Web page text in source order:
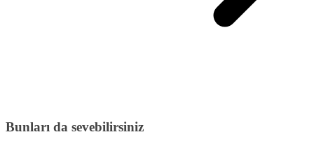
Bunları da sevebilirsiniz